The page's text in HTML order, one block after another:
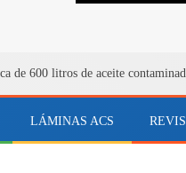
de 600 litros de aceite
LÁMINAS ACS